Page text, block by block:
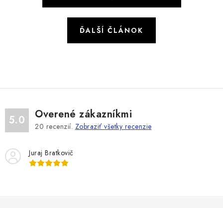
ĎALŠÍ ČLÁNOK
5.0 Overené zákazníkmi
20 recenzií. Zobraziť všetky recenzie
Juraj Bratkovič